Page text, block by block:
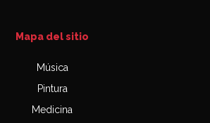
Mapa del sitio
Música
Pintura
Medicina